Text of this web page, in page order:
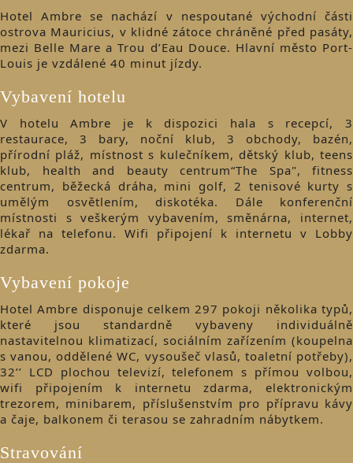
​Hotel Ambre se nachází v nespoutané východní části
ostrova Mauricius, v klidné zátoce chráněné před pasáty,
mezi Belle Mare a Trou d’Eau Douce. Hlavní město Port-
Louis je vzdálené 40 minut jízdy.
Vybavení hotelu
​V hotelu Ambre je k dispozici hala s recepcí, 3
restaurace, 3 bary, noční klub, 3 obchody, bazén,
přírodní pláž, místnost s kulečníkem, dětský klub, teens
klub, health and beauty centrum“The Spa", fitness
centrum, běžecká dráha, mini golf, 2 tenisové kurty s
umělým osvětlením, diskotéka. Dále konferenční
místnosti s veškerým vybavením, směnárna, internet,
lékař na telefonu. Wifi připojení k internetu v Lobby
zdarma.
Vybavení pokoje
Hotel Ambre disponuje celkem 297 pokoji několika typů,
které jsou standardně vybaveny individuálně
nastavitelnou klimatizací, sociálním zařízením (koupelna
s vanou, oddělené WC, vysoušeč vlasů, toaletní potřeby),
​32’’ LCD plochou televizí, telefonem s přímou volbou,
wifi připojením k internetu zdarma, elektronickým
trezorem, minibarem, příslušenstvím pro přípravu kávy
a čaje, balkonem či terasou se zahradním nábytkem.
Stravování